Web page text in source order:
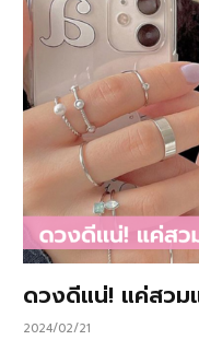
ดวงดีแน่! แค่สวม
2024/02/21